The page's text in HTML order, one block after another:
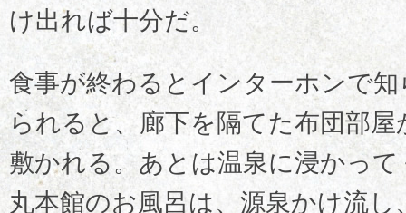
け出れば十分だ。
食事が終わるとインターホンで
られると、廊下を隔てた布団部
敷かれる。あとは温泉に浸かっ
丸本館のお風呂は、源泉かけ流し